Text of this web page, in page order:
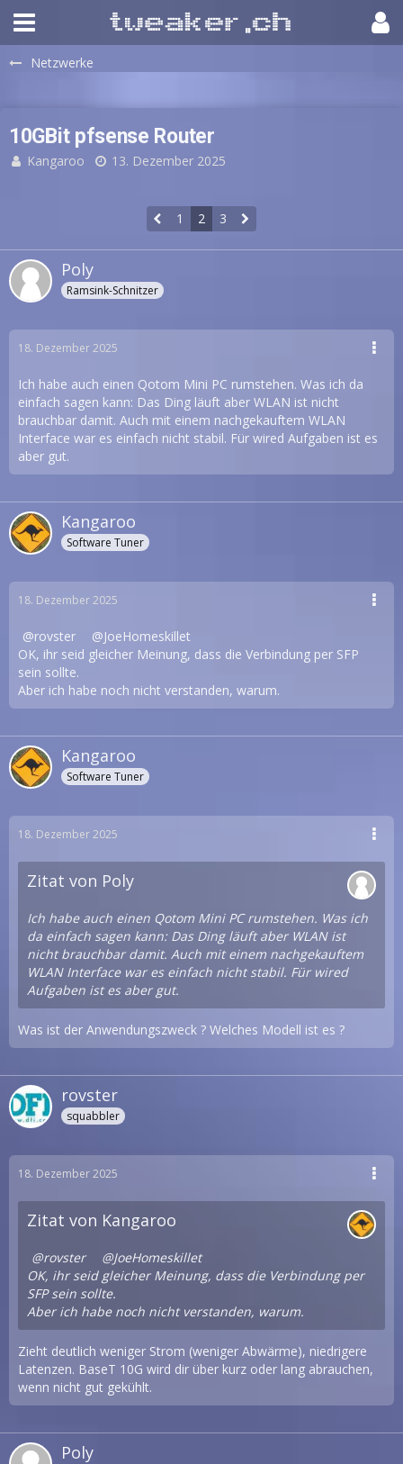
Netzwerke
10GBit pfsense Router
Kangaroo 13. Dezember 2025
1 2 3
Poly
Ramsink-Schnitzer
18. Dezember 2025
Ich habe auch einen Qotom Mini PC rumstehen. Was ich da
einfach sagen kann: Das Ding läuft aber WLAN ist nicht
brauchbar damit. Auch mit einem nachgekauftem WLAN
Interface war es einfach nicht stabil. Für wired Aufgaben ist es
aber gut.
Kangaroo
Software Tuner
18. Dezember 2025
rovster
JoeHomeskillet
OK, ihr seid gleicher Meinung, dass die Verbindung per SFP
sein sollte.
Aber ich habe noch nicht verstanden, warum.
Kangaroo
Software Tuner
18. Dezember 2025
Zitat von Poly
Ich habe auch einen Qotom Mini PC rumstehen. Was ich
da einfach sagen kann: Das Ding läuft aber WLAN ist
nicht brauchbar damit. Auch mit einem nachgekauftem
WLAN Interface war es einfach nicht stabil. Für wired
Aufgaben ist es aber gut.
Was ist der Anwendungszweck ? Welches Modell ist es ?
rovster
squabbler
18. Dezember 2025
Zitat von Kangaroo
rovster
JoeHomeskillet
OK, ihr seid gleicher Meinung, dass die Verbindung per
SFP sein sollte.
Aber ich habe noch nicht verstanden, warum.
Zieht deutlich weniger Strom (weniger Abwärme), niedrigere
Latenzen. BaseT 10G wird dir über kurz oder lang abrauchen,
wenn nicht gut gekühlt.
Poly